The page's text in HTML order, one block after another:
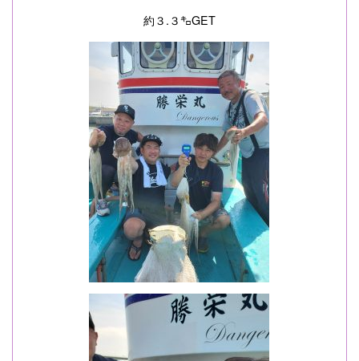
約３.３㌔GET